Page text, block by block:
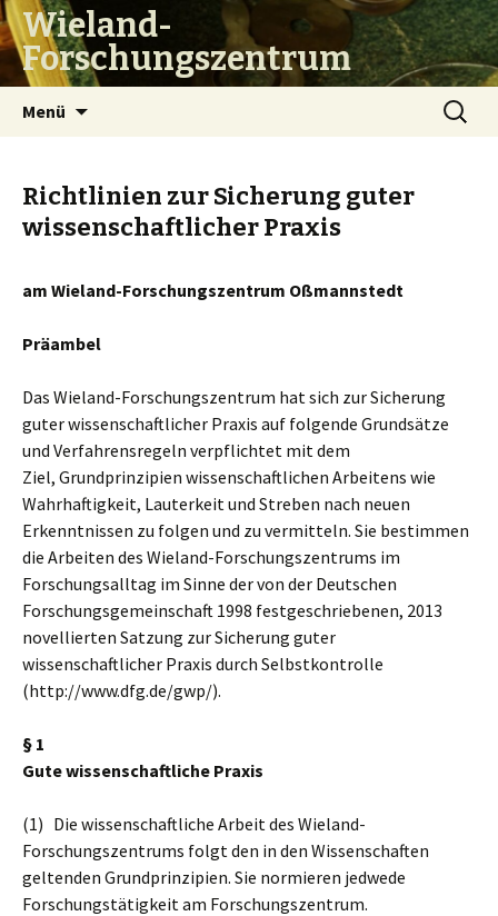
Wieland-
Forschungszentrum
Menü
Suchen
nach:
Richtlinien zur Sicherung guter
wissenschaftlicher Praxis
am Wieland-Forschungszentrum Oßmannstedt
Präambel
Das Wieland-Forschungszentrum hat sich zur Sicherung
guter wissenschaftlicher Praxis auf folgende Grundsätze
und Verfahrensregeln verpflichtet mit dem
Ziel, Grundprinzipien wissenschaftlichen Arbeitens wie
Wahrhaftigkeit, Lauterkeit und Streben nach neuen
Erkenntnissen zu folgen und zu vermitteln. Sie bestimmen
die Arbeiten des Wieland-Forschungszentrums im
Forschungsalltag im Sinne der von der Deutschen
Forschungsgemeinschaft 1998 festgeschriebenen, 2013
novellierten Satzung zur Sicherung guter
wissenschaftlicher Praxis durch Selbstkontrolle
(http://www.dfg.de/gwp/).
§ 1
Gute wissenschaftliche Praxis
(1) Die wissenschaftliche Arbeit des Wieland-
Forschungszentrums folgt den in den Wissenschaften
geltenden Grundprinzipien. Sie normieren jedwede
Forschungstätigkeit am Forschungszentrum.